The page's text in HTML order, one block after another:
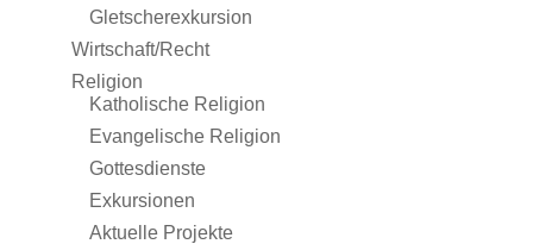
Gletscherexkursion
Wirtschaft/Recht
Religion
Katholische Religion
Evangelische Religion
Gottesdienste
Exkursionen
Aktuelle Projekte